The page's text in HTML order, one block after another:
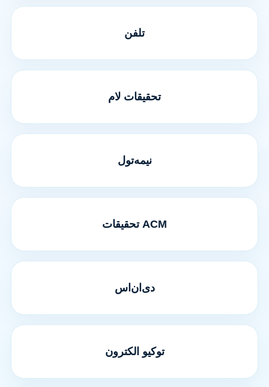
تلفن
تحقیقات لام
نیمه‌تول
تحقیقات ACM
دی‌ان‌اس
توکیو الکترون